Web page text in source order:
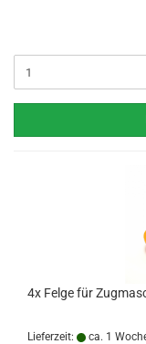
4x Felge für
Lieferzeit: ca. 1